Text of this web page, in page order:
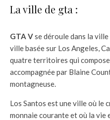
La ville de gta :
GTA Vse déroule dans la ville
ville basée sur Los Angeles,
quatre territoires qui
accompagnée par Blaine
montagneuse.
Los Santos est une ville où le
monnaie courante et où la vie